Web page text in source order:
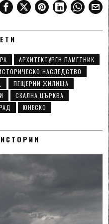
АРХИТЕКТУРЕН ПАМЕТНИК
НАСЛЕДСТВО
ПЕЩЕРНИ ЖИЛИЩА
СКАЛНА ЦЪРКВА
ЮНЕСКО